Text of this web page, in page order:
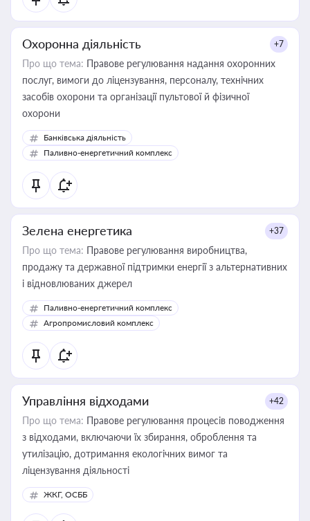
Охоронна діяльність +7
Про що тема: Правове регулювання надання охоронних
послуг, вимоги до ліцензування, персоналу, технічних
засобів охорони та організації пультової й фізичної
охорони
Банківська діяльність
Паливно-енергетичний комплекс
Зелена енергетика +37
Про що тема: Правове регулювання виробництва,
продажу та державної підтримки енергії з альтернативних
і відновлюваних джерел
Паливно-енергетичний комплекс
Агропромисловий комплекс
Управління відходами +42
Про що тема: Правове регулювання процесів поводження
з відходами, включаючи їх збирання, оброблення та
утилізацію, дотримання екологічних вимог та
ліцензування діяльності
ЖКГ, ОСББ